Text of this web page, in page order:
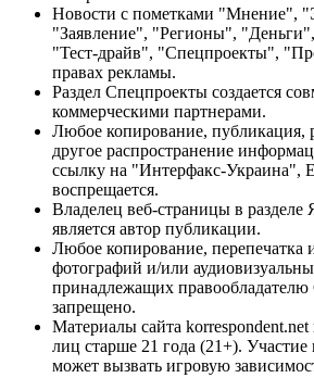
Новости с пометками "Мнение",
"Заявление", "Регионы",
"Тест-драйв", "Спецпроекты",
правах рекламы.
Раздел Спецпроекты создается
коммерческими партнерами.
Любое копирование, публикация,
другое распространение
ссылку на "Интерфакс-Украина",
воспрещается.
Владелец веб-страницы в разделе
является автор публикации.
Любое копирование, перепечатка
фотографий и/или
принадлежащих правообладателю
запрещено.
Материалы сайта
лиц старше 21 года (21+). Участие
может вызвать игровую